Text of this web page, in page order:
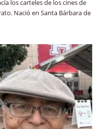
los carteles de los cines de
Nació en Santa Bárbara de